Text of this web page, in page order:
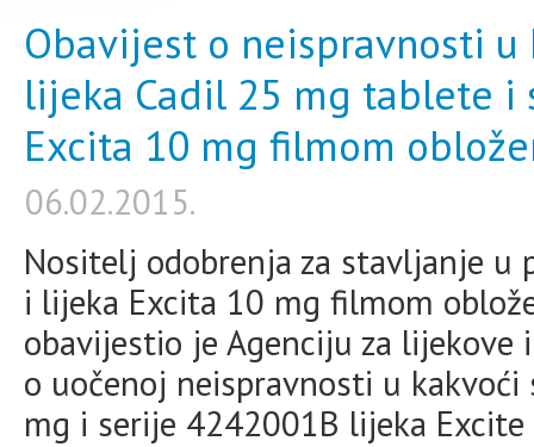
Obavijest o neispravnosti
lijeka Cadil 25 mg tablete
Excita 10 mg filmom
06.02.2015.
Nositelj odobrenja za stavljanje
i lijeka Excita 10 mg filmom
obavijestio je Agenciju za lijekove
o uočenoj neispravnosti u
mg i serije 4242001B lijeka Excite